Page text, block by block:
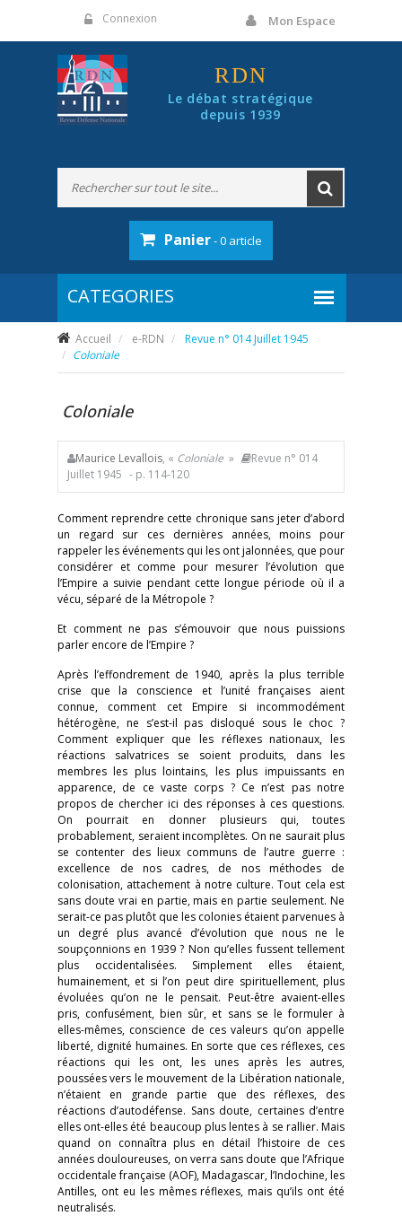
Connexion Mon Espace
RDN
Le débat stratégique
depuis 1939
Panier- 0 article
Accueil e-RDN
Revue n° 014 Juillet 1945
Coloniale
Coloniale
Maurice Levallois, « Coloniale »
Revue n° 014
Juillet 1945 - p. 114-120
Comment reprendre cette chronique sans jeter d’abord
un regard sur ces dernières années, moins pour
rappeler les événements qui les ont jalonnées, que pour
considérer et comme pour mesurer l’évolution que
l’Empire a suivie pendant cette longue période où il a
vécu, séparé de la Métropole ?
Et comment ne pas s’émouvoir que nous puissions
parler encore de l’Empire ?
Après l’effondrement de 1940, après la plus terrible
crise que la conscience et l’unité françaises aient
connue, comment cet Empire si incommodément
hétérogène, ne s’est-il pas disloqué sous le choc ?
Comment expliquer que les réflexes nationaux, les
réactions salvatrices se soient produits, dans les
membres les plus lointains, les plus impuissants en
apparence, de ce vaste corps ? Ce n’est pas notre
propos de chercher ici des réponses à ces questions.
On pourrait en donner plusieurs qui, toutes
probablement, seraient incomplètes. On ne saurait plus
se contenter des lieux communs de l’autre guerre :
excellence de nos cadres, de nos méthodes de
colonisation, attachement à notre culture. Tout cela est
sans doute vrai en partie, mais en partie seulement. Ne
serait-ce pas plutôt que les colonies étaient parvenues à
un degré plus avancé d’évolution que nous ne le
soupçonnions en 1939 ? Non qu’elles fussent tellement
plus occidentalisées. Simplement elles étaient,
humainement, et si l’on peut dire spirituellement, plus
évoluées qu’on ne le pensait. Peut-être avaient-elles
pris, confusément, bien sûr, et sans se le formuler à
elles-mêmes, conscience de ces valeurs qu’on appelle
liberté, dignité humaines. En sorte que ces réflexes, ces
réactions qui les ont, les unes après les autres,
poussées vers le mouvement de la Libération nationale,
n’étaient en grande partie que des réflexes, des
réactions d’autodéfense. Sans doute, certaines d’entre
elles ont-elles été beaucoup plus lentes à se rallier. Mais
quand on connaîtra plus en détail l’histoire de ces
années douloureuses, on verra sans doute que l’Afrique
occidentale française (AOF), Madagascar, l’Indochine, les
Antilles, ont eu les mêmes réflexes, mais qu’ils ont été
neutralisés.